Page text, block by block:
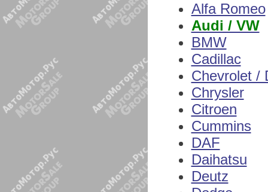
Alfa Romeo
Audi / VW
BMW
Cadillac
Chevrolet /
Chrysler
Citroen
Cummins
DAF
Daihatsu
Deutz